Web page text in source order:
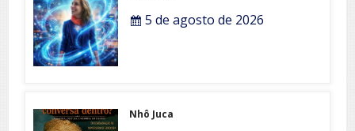
5 de agosto de 2026
Nhô Juca